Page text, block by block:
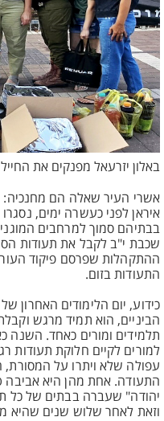
באלון יזרעאל מפנקים את
אשרי העיר שאלה הם
איראן לפני כעשרה ימים,
בבתיהם סמוך למרחבים
שכבת י"ב לקבל את תעודות
ההתקהלות שפרסם פיקוד
התעודות בזום.
כידוע, יום הלימודים האחרון
הביניים, הוא תמיד מרגש
תלמידים ומורים כאחד.
למורים לקיים חלוקת תעודות
עפולה שלא ויתרו על המסורת,
התעודה. אחת מהן היא אביבה
יהודה" שעברה בבתים של כל
וזאת לאחר שלוש שנים שהיא